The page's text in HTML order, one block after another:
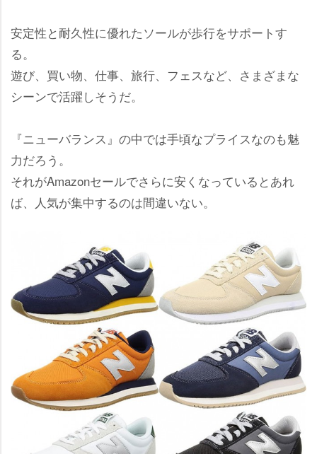
安定性と耐久性に優れたソールが歩行をサポートす
る。
遊び、買い物、仕事、旅行、フェスなど、さまざまな
シーンで活躍しそうだ。
『ニューバランス』の中では手頃なプライスなのも魅
力だろう。
それがAmazonセールでさらに安くなっているとあれ
ば、人気が集中するのは間違いない。